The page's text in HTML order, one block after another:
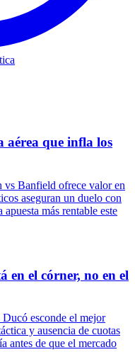
que infla los
vs Banfield ofrece valor en
aseguran un duelo con
más rentable este
en el córner, no en el
esconde el mejor
y ausencia de cuotas
antes de que el mercado